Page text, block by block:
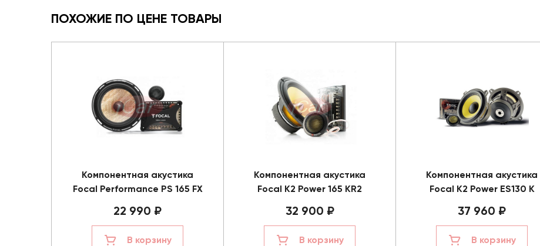
ПОХОЖИЕ ПО ЦЕНЕ ТОВАРЫ
Компонентная акустика
Focal Performance PS 165 FX
22 990 ₽
В корзину
Компонентная акустика
Focal K2 Power 165 KR2
32 900 ₽
В корзину
Компонентная акустика
Focal K2 Power ES130 K
37 960 ₽
В корзину